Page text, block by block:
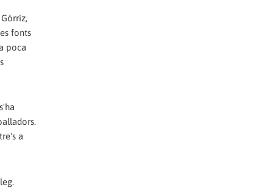
fonts
poca
a